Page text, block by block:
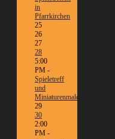
in
Pfarrkirchen
25
26
27
28
5:00
PM -
Spieletreff
und
Miniaturenmalen/Tabletop
29
30
2:00
PM -